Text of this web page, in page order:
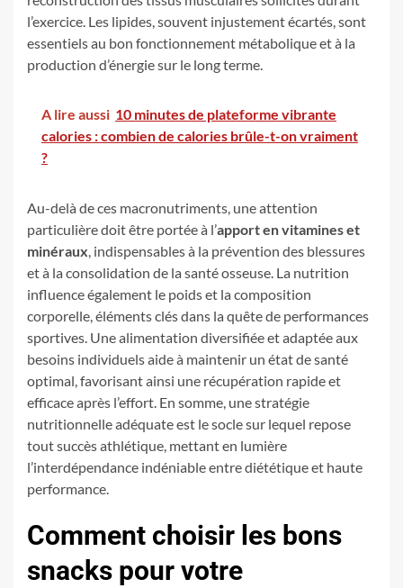
l’exercice. Les lipides, souvent injustement écartés, sont
essentiels au bon fonctionnement métabolique et à la
production d’énergie sur le long terme.
A lire aussi 10 minutes de plateforme vibrante
calories : combien de calories brûle-t-on vraiment
?
Au-delà de ces macronutriments, une attention
particulière doit être portée à l’apport en vitamines et
minéraux, indispensables à la prévention des blessures
et à la consolidation de la santé osseuse. La nutrition
influence également le poids et la composition
corporelle, éléments clés dans la quête de performances
sportives. Une alimentation diversifiée et adaptée aux
besoins individuels aide à maintenir un état de santé
optimal, favorisant ainsi une récupération rapide et
efficace après l’effort. En somme, une stratégie
nutritionnelle adéquate est le socle sur lequel repose
tout succès athlétique, mettant en lumière
l’interdépendance indéniable entre diététique et haute
performance.
Comment choisir les bons
snacks pour votre